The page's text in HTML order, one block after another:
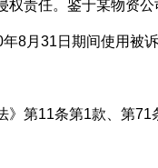
权责任。鉴于某物资
8月31日期间使用被
第11条第1款、第71